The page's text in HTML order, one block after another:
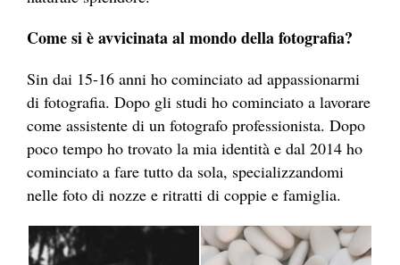
Come si è avvicinata al mondo della fotografia?
Sin dai 15-16 anni ho cominciato ad appassionarmi
di fotografia. Dopo gli studi ho cominciato a lavorare
come assistente di un fotografo professionista. Dopo
poco tempo ho trovato la mia identità e dal 2014 ho
cominciato a fare tutto da sola, specializzandomi
nelle foto di nozze e ritratti di coppie e famiglia.